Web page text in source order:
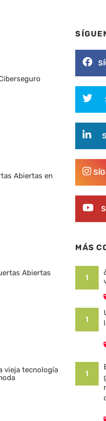
Abiertas en
Abiertas
vieja tecnología
MÁS
1
1
1